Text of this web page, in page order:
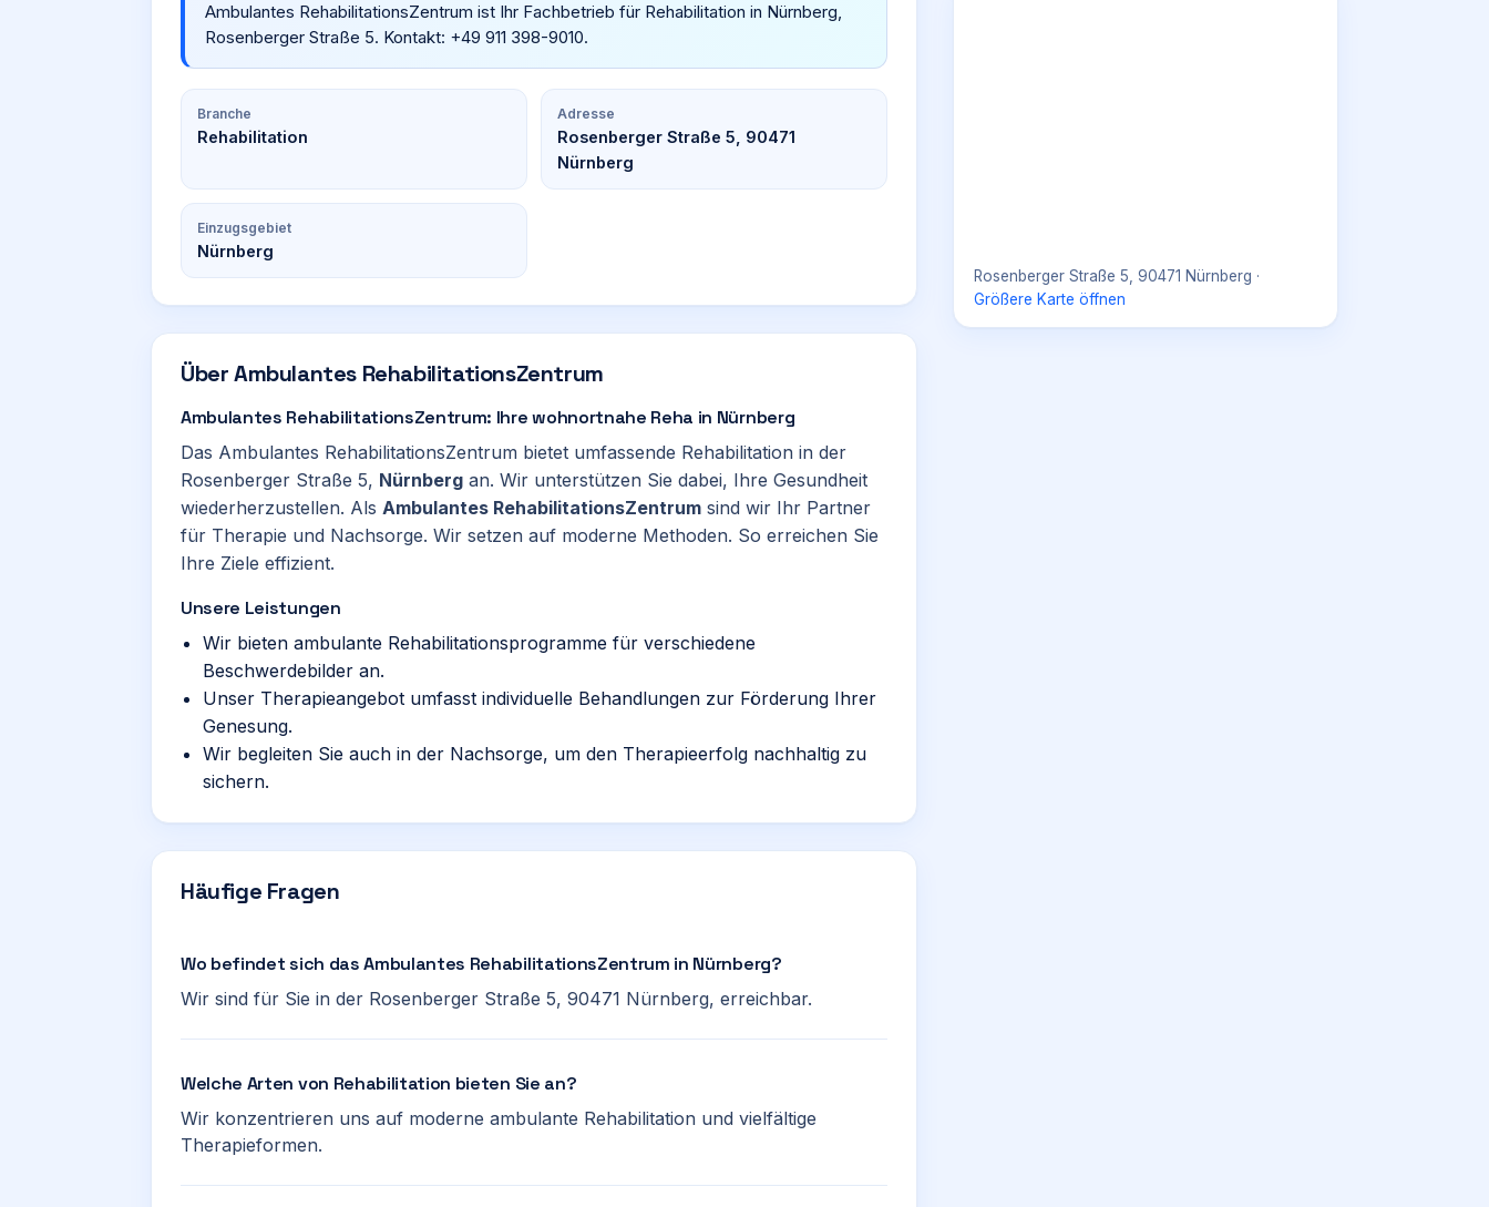
Ambulantes RehabilitationsZentrum ist Ihr Fachbetrieb für Rehabilitation in Nürnberg,
Rosenberger Straße 5. Kontakt: +49 911 398-9010.
Branche
Rehabilitation
Adresse
Rosenberger Straße 5, 90471
Nürnberg
Einzugsgebiet
Nürnberg
ÜberAmbulantes RehabilitationsZentrum
Ambulantes RehabilitationsZentrum: Ihre wohnortnahe Reha in Nürnberg
Das Ambulantes RehabilitationsZentrum bietet umfassende Rehabilitation in der
Rosenberger Straße 5, Nürnberg an. Wir unterstützen Sie dabei, Ihre Gesundheit
wiederherzustellen. Als Ambulantes RehabilitationsZentrum sind wir Ihr Partner
für Therapie und Nachsorge. Wir setzen auf moderne Methoden. So erreichen Sie
Ihre Ziele effizient.
Unsere Leistungen
Wir bieten ambulante Rehabilitationsprogramme für verschiedene
Beschwerdebilder an.
Unser Therapieangebot umfasst individuelle Behandlungen zur Förderung Ihrer
Genesung.
Wir begleiten Sie auch in der Nachsorge, um den Therapieerfolg nachhaltig zu
sichern.
Häufige Fragen
Wo befindet sich das Ambulantes RehabilitationsZentrum in Nürnberg?
Wir sind für Sie in der Rosenberger Straße 5, 90471 Nürnberg, erreichbar.
Welche Arten von Rehabilitation bieten Sie an?
Wir konzentrieren uns auf moderne ambulante Rehabilitation und vielfältige
Therapieformen.
Rosenberger Straße 5, 90471 Nürnberg ·
Größere Karte öffnen